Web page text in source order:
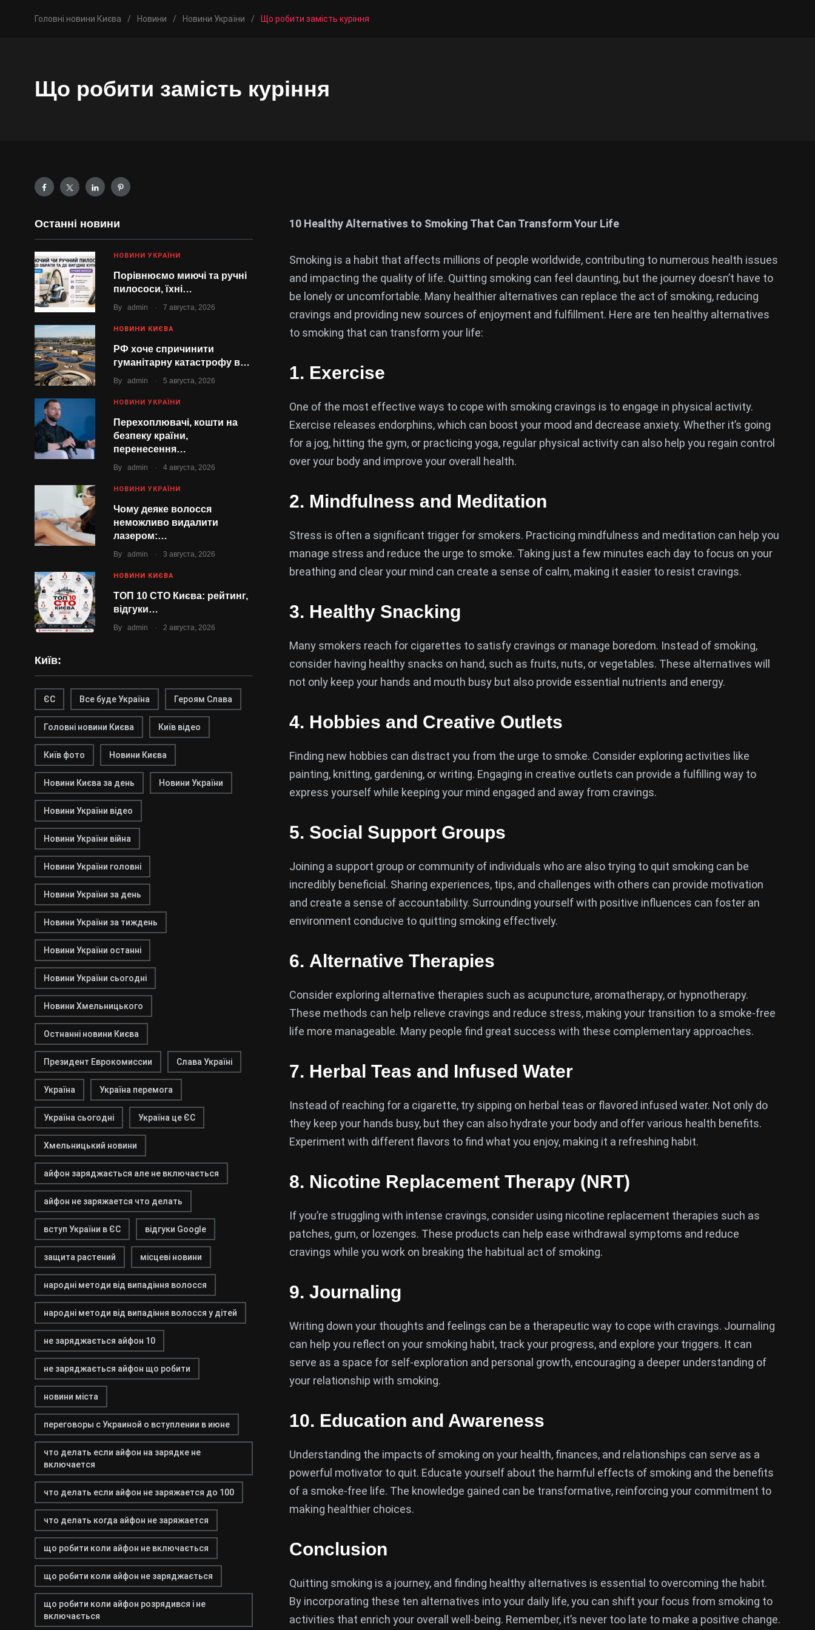
Головні новини Києва / Новини / Новини України / Що робити замість куріння
Що робити замість куріння
Останні новини
НОВИНИ УКРАЇНИ
Порівнюємо миючі та ручні
пилососи, їхні…
By admin . 7 августа, 2026
НОВИНИ КИЄВА
РФ хоче спричинити
гуманітарну катастрофу в…
By admin . 5 августа, 2026
НОВИНИ УКРАЇНИ
Перехоплювачі, кошти на
безпеку країни,
перенесення…
By admin . 4 августа, 2026
НОВИНИ УКРАЇНИ
Чому деяке волосся
неможливо видалити
лазером:…
By admin . 3 августа, 2026
НОВИНИ КИЄВА
ТОП 10 СТО Києва: рейтинг,
відгуки…
By admin . 2 августа, 2026
Київ:
ЄС Все буде Україна Героям Слава
Головні новини Києва Київ відео
Київ фото Новини Києва
Новини Києва за день Новини України
Новини України відео
Новини України війна
Новини України головні
Новини України за день
Новини України за тиждень
Новини України останні
Новини України сьогодні
Новини Хмельницького
Остнанні новини Києва
Президент Еврокомиссии Слава Україні
Україна Україна перемога
Україна сьогодні Україна це ЄС
Хмельницький новини
айфон заряджається але не включається
айфон не заряжается что делать
вступ України в ЄС відгуки Google
защита растений місцеві новини
народні методи від випадіння волосся
народні методи від випадіння волосся у дітей
не заряджається айфон 10
не заряджається айфон що робити
новини міста
переговоры с Украиной о вступлении в июне
что делать если айфон на зарядке не
включается
что делать если айфон не заряжается до 100
что делать когда айфон не заряжается
що робити коли айфон не включається
що робити коли айфон не заряджається
що робити коли айфон розрядився і не
включається
10 Healthy Alternatives to Smoking That Can Transform Your Life
Smoking is a habit that affects millions of people worldwide, contributing to numerous health issues
and impacting the quality of life. Quitting smoking can feel daunting, but the journey doesn’t have to
be lonely or uncomfortable. Many healthier alternatives can replace the act of smoking, reducing
cravings and providing new sources of enjoyment and fulfillment. Here are ten healthy alternatives
to smoking that can transform your life:
1. Exercise
One of the most effective ways to cope with smoking cravings is to engage in physical activity.
Exercise releases endorphins, which can boost your mood and decrease anxiety. Whether it’s going
for a jog, hitting the gym, or practicing yoga, regular physical activity can also help you regain control
over your body and improve your overall health.
2. Mindfulness and Meditation
Stress is often a significant trigger for smokers. Practicing mindfulness and meditation can help you
manage stress and reduce the urge to smoke. Taking just a few minutes each day to focus on your
breathing and clear your mind can create a sense of calm, making it easier to resist cravings.
3. Healthy Snacking
Many smokers reach for cigarettes to satisfy cravings or manage boredom. Instead of smoking,
consider having healthy snacks on hand, such as fruits, nuts, or vegetables. These alternatives will
not only keep your hands and mouth busy but also provide essential nutrients and energy.
4. Hobbies and Creative Outlets
Finding new hobbies can distract you from the urge to smoke. Consider exploring activities like
painting, knitting, gardening, or writing. Engaging in creative outlets can provide a fulfilling way to
express yourself while keeping your mind engaged and away from cravings.
5. Social Support Groups
Joining a support group or community of individuals who are also trying to quit smoking can be
incredibly beneficial. Sharing experiences, tips, and challenges with others can provide motivation
and create a sense of accountability. Surrounding yourself with positive influences can foster an
environment conducive to quitting smoking effectively.
6. Alternative Therapies
Consider exploring alternative therapies such as acupuncture, aromatherapy, or hypnotherapy.
These methods can help relieve cravings and reduce stress, making your transition to a smoke-free
life more manageable. Many people find great success with these complementary approaches.
7. Herbal Teas and Infused Water
Instead of reaching for a cigarette, try sipping on herbal teas or flavored infused water. Not only do
they keep your hands busy, but they can also hydrate your body and offer various health benefits.
Experiment with different flavors to find what you enjoy, making it a refreshing habit.
8. Nicotine Replacement Therapy (NRT)
If you’re struggling with intense cravings, consider using nicotine replacement therapies such as
patches, gum, or lozenges. These products can help ease withdrawal symptoms and reduce
cravings while you work on breaking the habitual act of smoking.
9. Journaling
Writing down your thoughts and feelings can be a therapeutic way to cope with cravings. Journaling
can help you reflect on your smoking habit, track your progress, and explore your triggers. It can
serve as a space for self-exploration and personal growth, encouraging a deeper understanding of
your relationship with smoking.
10. Education and Awareness
Understanding the impacts of smoking on your health, finances, and relationships can serve as a
powerful motivator to quit. Educate yourself about the harmful effects of smoking and the benefits
of a smoke-free life. The knowledge gained can be transformative, reinforcing your commitment to
making healthier choices.
Conclusion
Quitting smoking is a journey, and finding healthy alternatives is essential to overcoming the habit.
By incorporating these ten alternatives into your daily life, you can shift your focus from smoking to
activities that enrich your overall well-being. Remember, it’s never too late to make a positive change.